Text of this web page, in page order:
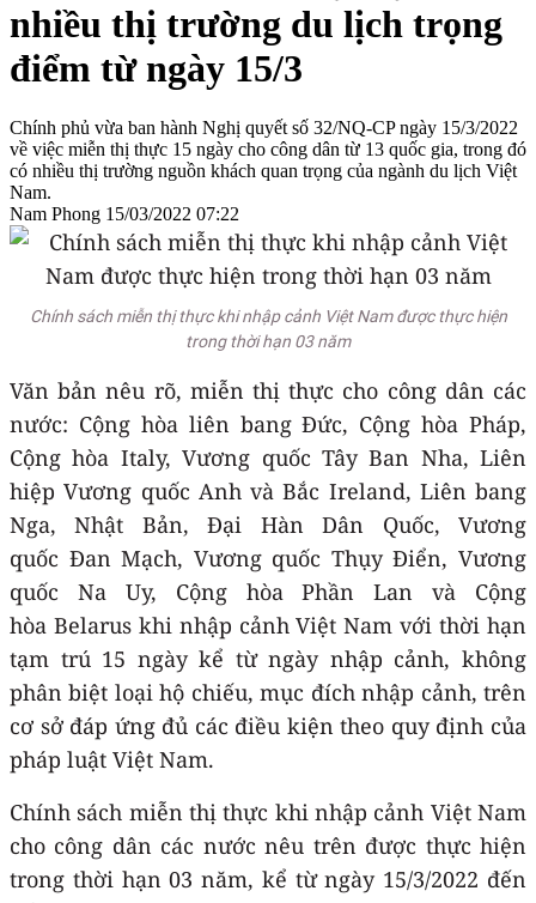
nhiều thị trường du lịch trọng
điểm từ ngày 15/3
Chính phủ vừa ban hành Nghị quyết số 32/NQ-CP ngày 15/3/2022
về việc miễn thị thực 15 ngày cho công dân từ 13 quốc gia, trong đó
có nhiều thị trường nguồn khách quan trọng của ngành du lịch Việt
Nam.
Nam Phong 15/03/2022 07:22
Chính sách miễn thị thực khi nhập cảnh Việt Nam được thực hiện
trong thời hạn 03 năm
Văn bản nêu rõ, miễn thị thực cho công dân các
nước: Cộng hòa liên bang Đức, Cộng hòa Pháp,
Cộng hòa Italy, Vương quốc Tây Ban Nha, Liên
hiệp Vương quốc Anh và Bắc Ireland, Liên bang
Nga, Nhật Bản, Đại Hàn Dân Quốc, Vương
quốc Đan Mạch, Vương quốc Thụy Điển, Vương
quốc Na Uy, Cộng hòa Phần Lan và Cộng
hòa Belarus khi nhập cảnh Việt Nam với thời hạn
tạm trú 15 ngày kể từ ngày nhập cảnh, không
phân biệt loại hộ chiếu, mục đích nhập cảnh, trên
cơ sở đáp ứng đủ các điều kiện theo quy định của
pháp luật Việt Nam.
Chính sách miễn thị thực khi nhập cảnh Việt Nam
cho công dân các nước nêu trên được thực hiện
trong thời hạn 03 năm, kể từ ngày 15/3/2022 đến